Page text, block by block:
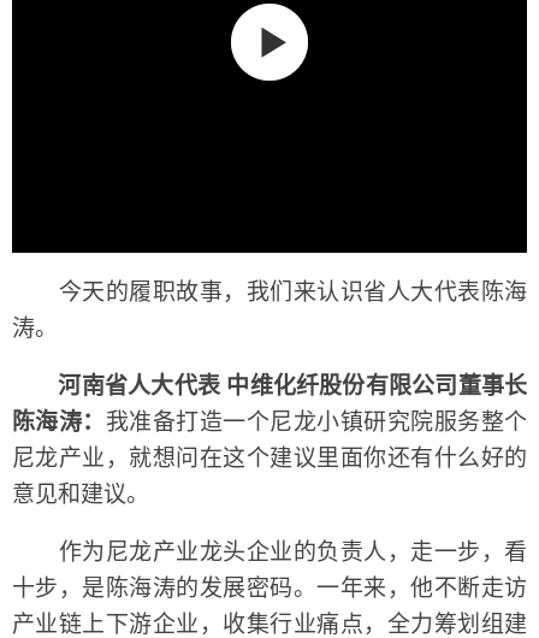
今天的履职故事，我们来认识省人大代表陈海
涛。
河南省人大代表 中维化纤股份有限公司董事长
陈海涛： 我准备打造一个尼龙小镇研究院服务整个
尼龙产业，就想问在这个建议里面你还有什么好的
意见和建议。
作为尼龙产业龙头企业的负责人，走一步，看
十步，是陈海涛的发展密码。一年来，他不断走访
产业链上下游企业，收集行业痛点，全力筹划组建